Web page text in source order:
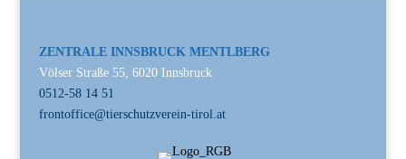
ZENTRALE INNSBRUCK MENTLBERG
Völser Straße 55, 6020 Innsbruck
0512-58 14 51
frontoffice@tierschutzverein-tirol.at